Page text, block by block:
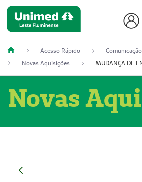
Acesso Rápido
Comunicação
Novas Aquisições
Novas